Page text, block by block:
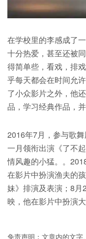
在学校里的李感成了
十分热爱，甚至还被
得简单些，看戏，排
乎每天都会在时间允
了小众影片之外，他
品，学习经典作品，
2016年7月，参与歌
一月领衔出演《了不
情风趣的小猛。。
在影片中扮演渔夫的
妹》排演及表演；8
映，他在影片中扮演大
免责声明：文章内的文